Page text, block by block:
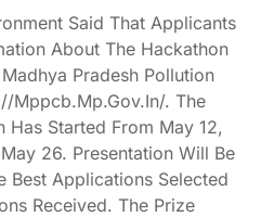
Said That Applicants
About The Hackathon
Pradesh Pollution
mppcb.mp.gov.in/. The
Has Started From May 12,
26. Presentation Will Be
Best Applications Selected
Received. The Prize